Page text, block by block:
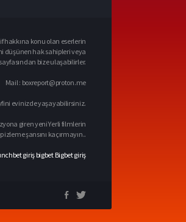
hakkına konu olan eserlerin
düşünen hak sahipleri veya
bize ulaşabilirler.
Mail : boxreport@proton.me
evinizde yaşayabilirsiniz.
giren yeni Yerli filmlerin
izleme şansını kaçırmayın..
giriş bigbet Bigbet giriş